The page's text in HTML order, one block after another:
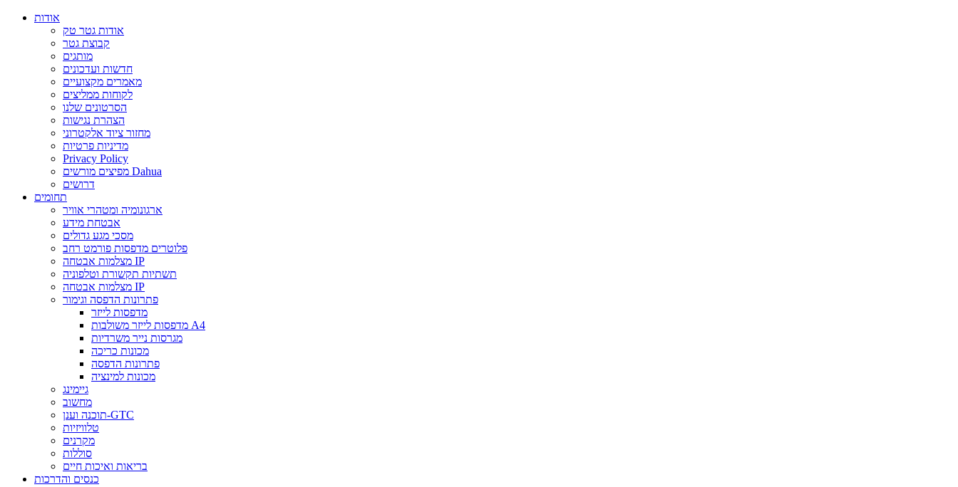
אודות
אודות גטר טק
קבוצת גטר
מותגים
חדשות ועדכונים
מאמרים מקצועיים
לקוחות ממליצים
הסרטונים שלנו
הצהרת נגישות
מחזור ציוד אלקטרוני
מדיניות פרטיות
Privacy Policy
מפיצים מורשים Dahua
דרושים
תחומים
ארגונומיה ומטהרי אוויר
אבטחת מידע
מסכי מגע גדולים
פלוטרים מדפסות פורמט רחב
מצלמות אבטחה IP
תשתיות תקשורת וטלפוניה
מצלמות אבטחה IP
פתרונות הדפסה וגימור
מדפסות לייזר
מדפסות לייזר משולבות A4
מגרסות נייר משרדיות
מכונות כריכה
פתרונות הדפסה
מכונות למינציה
גיימינג
מחשוב
תוכנה וענן-GTC
טלוויזיות
מקרנים
סוללות
בריאות ואיכות חיים
כנסים והדרכות